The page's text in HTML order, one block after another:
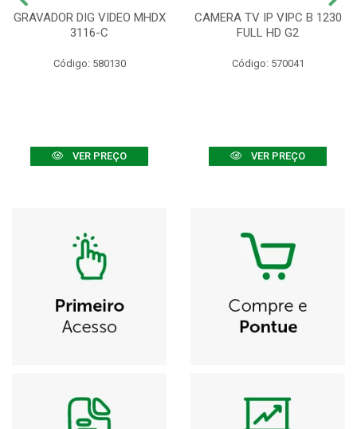
GRAVADOR DIG VIDEO MHDX
3116-C
Código: 580130
VER PREÇO
CAMERA TV IP VIPC B 1230
FULL HD G2
Código: 570041
VER PREÇO